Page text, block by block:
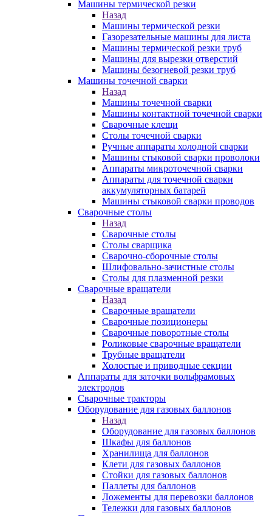
Машины термической резки
Назад
Машины термической резки
Газорезательные машины для листа
Машины термической резки труб
Машины для вырезки отверстий
Машины безогневой резки труб
Машины точечной сварки
Назад
Машины точечной сварки
Машины контактной точечной сварки
Сварочные клещи
Столы точечной сварки
Ручные аппараты холодной сварки
Машины стыковой сварки проволоки
Аппараты микроточечной сварки
Аппараты для точечной сварки
аккумуляторных батарей
Машины стыковой сварки проводов
Сварочные столы
Назад
Сварочные столы
Столы сварщика
Сварочно-сборочные столы
Шлифовально-зачистные столы
Столы для плазменной резки
Сварочные вращатели
Назад
Сварочные вращатели
Сварочные позиционеры
Сварочные поворотные столы
Роликовые сварочные вращатели
Трубные вращатели
Холостые и приводные секции
Аппараты для заточки вольфрамовых
электродов
Сварочные тракторы
Оборудование для газовых баллонов
Назад
Оборудование для газовых баллонов
Шкафы для баллонов
Хранилища для баллонов
Клети для газовых баллонов
Стойки для газовых баллонов
Паллеты для баллонов
Ложементы для перевозки баллонов
Тележки для газовых баллонов